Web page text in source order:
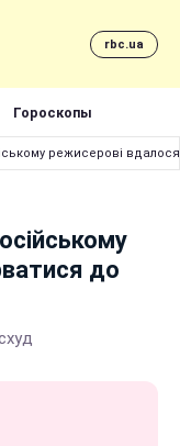
rbc.ua
Гороскопы
режисерові
до